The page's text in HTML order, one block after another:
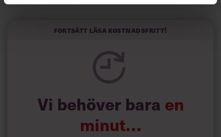
Visst är det härligt med engagemang, och du gillar ju att
att du jobbar. Problemet är bara att den inställningen gör
inte lyckas koncentrera dig på någonting alls när du
springer på alla bollar och försöker sätta dig in i precis
Fortsätt läsa kostnadsfritt!
Vi behöver bara en
minut…